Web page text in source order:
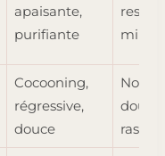
apaisante,
purifiante
Cocooning,
régressive,
douce
doux,